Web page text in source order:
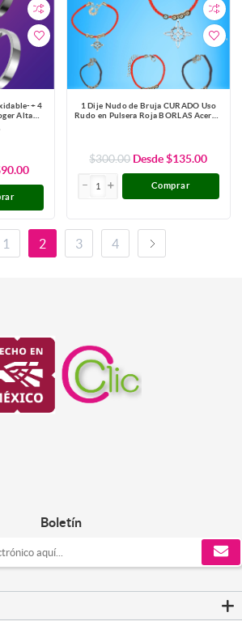
+ 4
Alta
1 Dije Nudo de Bruja CURADO Uso
Rudo en Pulsera Roja BORLAS Acero+
$300.00 Desde $135.00
Comprar
1 2 3 4
Boletín